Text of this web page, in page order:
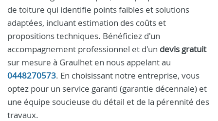
de toiture qui identifie points faibles et solutions
adaptées, incluant estimation des coûts et
propositions techniques. Bénéficiez d'un
accompagnement professionnel et d'un devis gratuit
sur mesure à Graulhet en nous appelant au
0448270573. En choisissant notre entreprise, vous
optez pour un service garanti (garantie décennale) et
une équipe soucieuse du détail et de la pérennité des
travaux.